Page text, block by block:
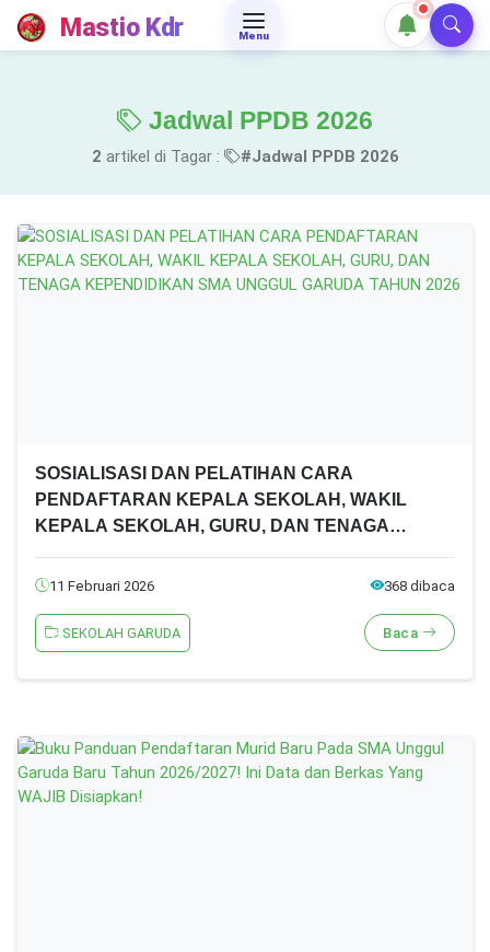
Mastio Kdr Menu
Jadwal PPDB 2026
2 artikel di Tagar : #Jadwal PPDB 2026
SOSIALISASI DAN PELATIHAN CARA
PENDAFTARAN KEPALA SEKOLAH, WAKIL
KEPALA SEKOLAH, GURU, DAN TENAGA
2026
11 Februari 2026 368 dibaca
SEKOLAH GARUDA Baca